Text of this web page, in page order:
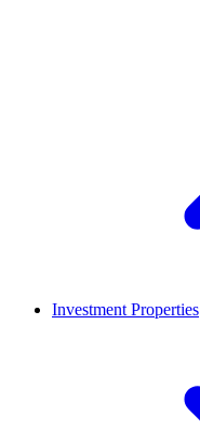
Investment Properties